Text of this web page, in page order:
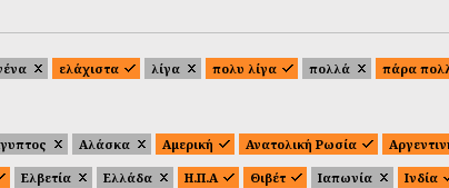
ελάχιστα λίγα πολυ λίγα πολλά πάρα
Αλάσκα Αμερική Ανατολική Ρωσία
Ελβετία Ελλάδα Η.Π.Α Θιβέτ Ιαπωνία Ινδία